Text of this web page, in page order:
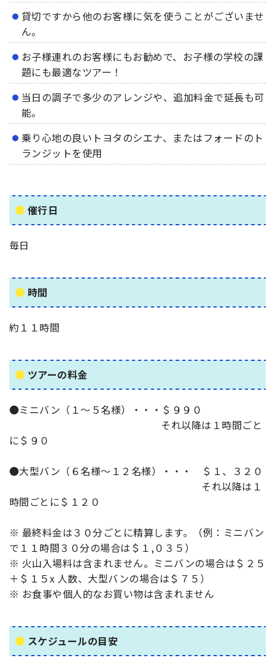
貸切ですから他のお客様に気を使うことがございませ
ん。
お子様連れのお客様にもお勧めで、お子様の学校の課
題にも最適なツアー！
当日の調子で多少のアレンジや、追加料金で延長も可
能。
乗り心地の良いトヨタのシエナ、またはフォードのト
ランジットを使用
催行日
毎日
時間
約１１時間
ツアーの料金
●ミニバン（１〜５名様）・・・＄９９０
それ以降は１時間ごと
に＄９０
●大型バン（６名様～１２名様）・・・ ＄１、３２０
それ以降は１
時間ごとに＄１２０
※ 最終料金は３０分ごとに精算します。（例：ミニバン
で１１時間３０分の場合は＄１,０３５）
※ 火山入場料は含まれません。ミニバンの場合は＄２５
＋＄１５x 人数、大型バンの場合は＄７５）
※ お食事や個人的なお買い物は含まれません
スケジュールの目安